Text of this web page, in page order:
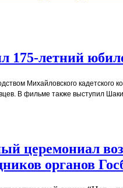
175-летний
Михайловского кадетского
В фильме также выступил
церемониал
органов